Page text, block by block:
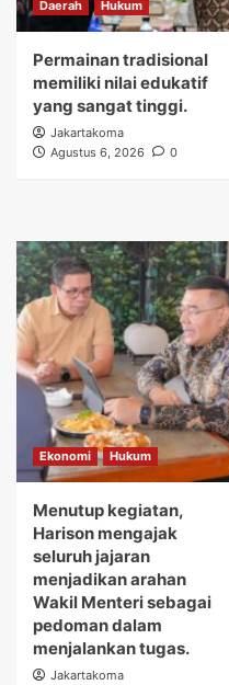
Daerah Hukum
Permainan tradisional
memiliki nilai edukatif
yang sangat tinggi.
Jakartakoma
Agustus 6, 2026
0
Ekonomi Hukum
Menutup kegiatan,
Harison mengajak
seluruh jajaran
menjadikan arahan
Wakil Menteri sebagai
pedoman dalam
menjalankan tugas.
Jakartakoma